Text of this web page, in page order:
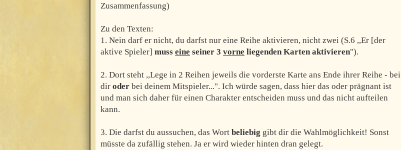
Zusammenfassung)
Zu den Texten:
1. Nein darf er nicht, du darfst nur eine Reihe aktivieren, nicht zwei (S.6 ,,Er [der
aktive Spieler] muss eine seiner 3 vorne liegenden Karten aktivieren").
2. Dort steht ,,Lege in 2 Reihen jeweils die vorderste Karte ans Ende ihrer Reihe - bei
dir oder bei deinem Mitspieler...". Ich würde sagen, dass hier das oder prägnant ist
und man sich daher für einen Charakter entscheiden muss und das nicht aufteilen
kann.
3. Die darfst du aussuchen, das Wort beliebig gibt dir die Wahlmöglichkeit! Sonst
müsste da zufällig stehen. Ja er wird wieder hinten dran gelegt.